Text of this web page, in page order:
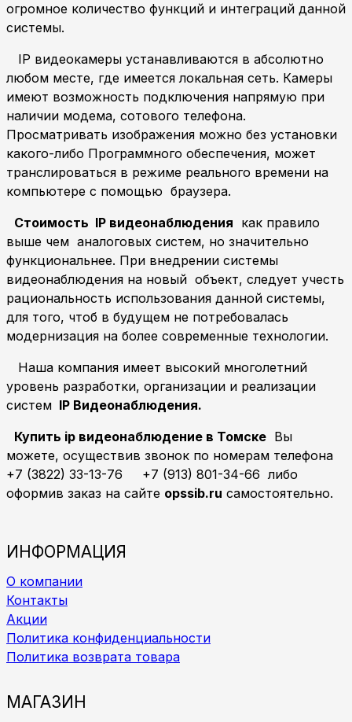
огромное количество функций и интеграций данной
системы.
IP видеокамеры устанавливаются в абсолютно
любом месте, где имеется локальная сеть. Камеры
имеют возможность подключения напрямую при
наличии модема, сотового телефона.
Просматривать изображения можно без установки
какого-либо Программного обеспечения, может
транслироваться в режиме реального времени на
компьютере с помощью браузера.
Стоимость IP видеонаблюдения как правило
выше чем аналоговых систем, но значительно
функциональнее. При внедрении системы
видеонаблюдения на новый объект, следует учесть
рациональность использования данной системы,
для того, чтоб в будущем не потребовалась
модернизация на более современные технологии.
Наша компания имеет высокий многолетний
уровень разработки, организации и реализации
систем IP Видеонаблюдения.
Купить ip видеонаблюдение в Томске Вы
можете, осуществив звонок по номерам телефона
+7 (3822) 33-13-76 +7 (913) 801-34-66 либо
оформив заказ на сайте opssib.ru самостоятельно.
ИНФОРМАЦИЯ
О компании
Контакты
Акции
Политика конфиденциальности
Политика возврата товара
МАГАЗИН